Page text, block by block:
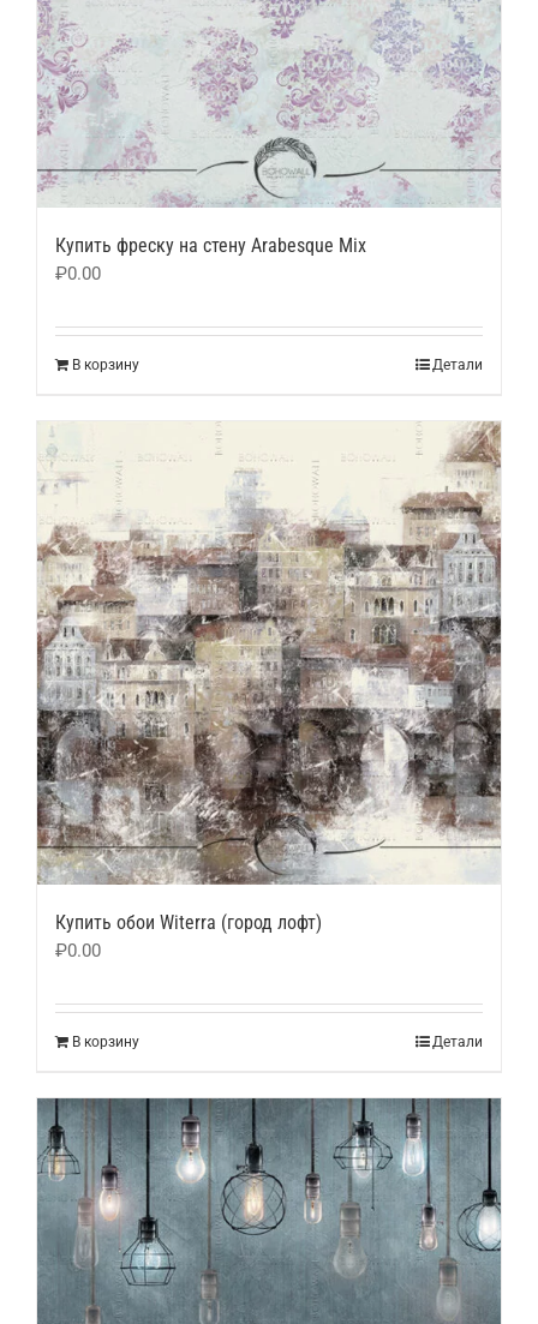
Купить фреску на стену Arabesque Mix
₽0.00
В корзину Детали
Купить обои Witerra (город лофт)
₽0.00
В корзину Детали